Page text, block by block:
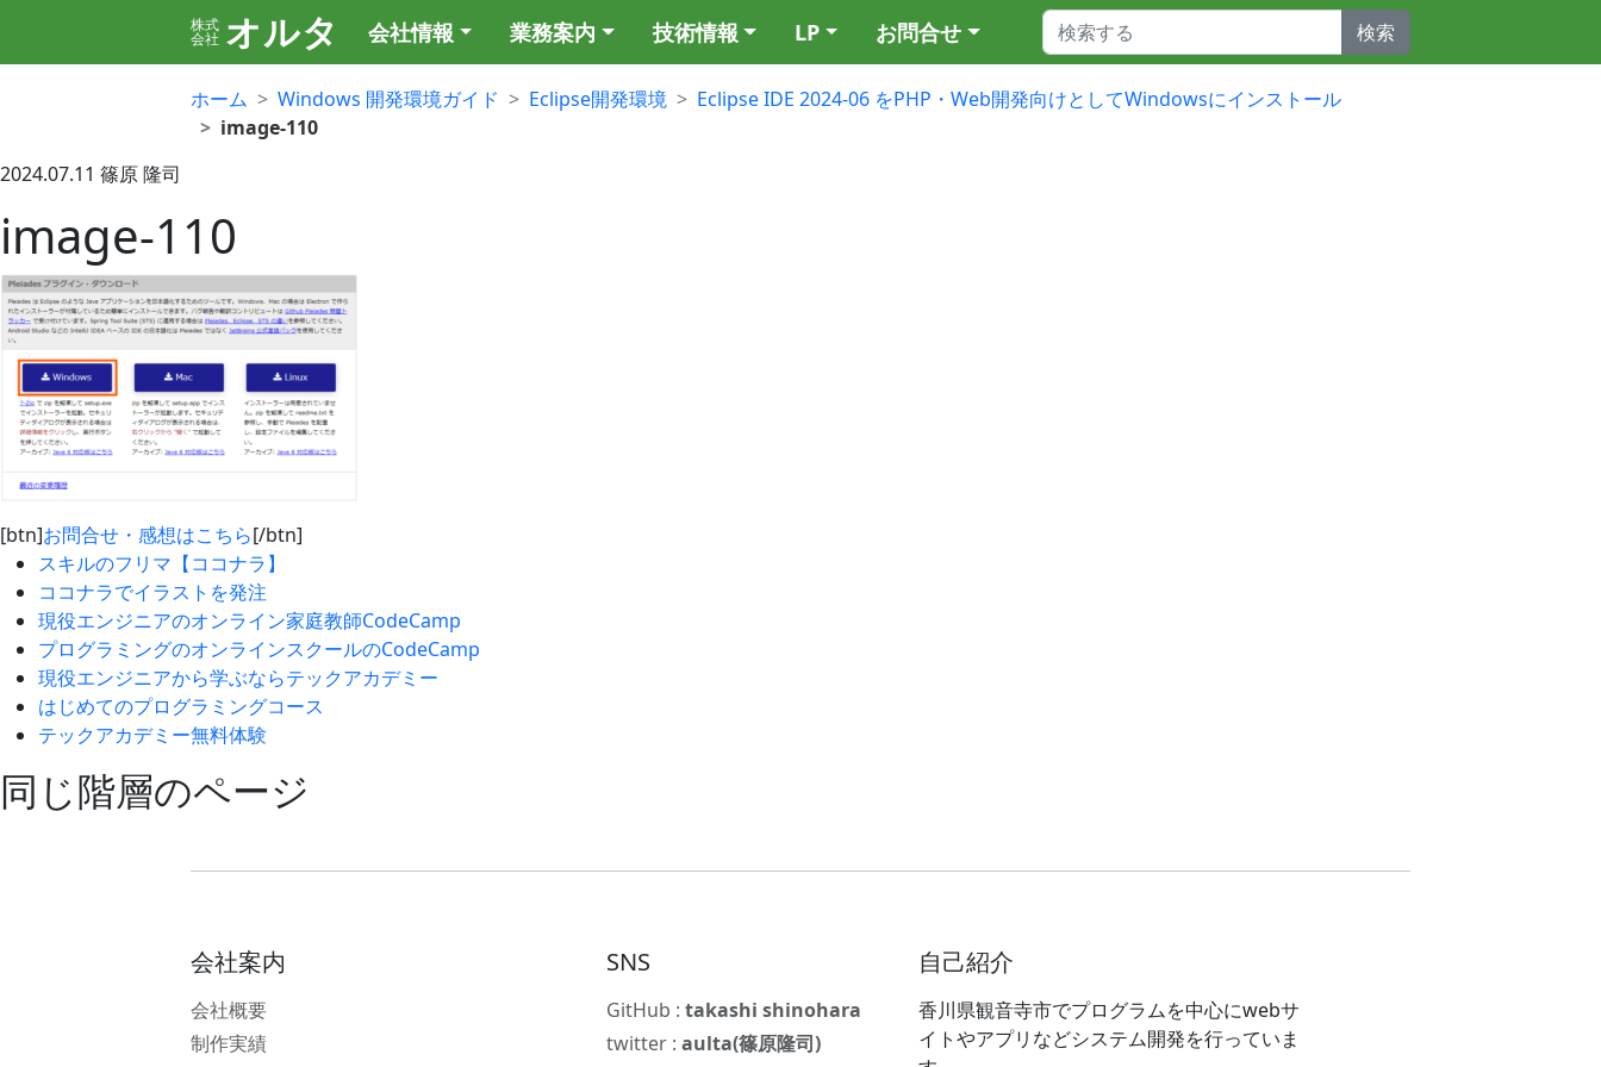
株式
会社 オルタ 会社情報 業務案内 技術情報 LP お問合せ 検索
ホーム Windows 開発環境ガイド Eclipse開発環境
Eclipse IDE 2024-06 をPHP・Web開発向けとしてWindowsにインストール
image-110
2024.07.11 篠原 隆司
image-110
[btn]お問合せ・感想はこちら[/btn]
スキルのフリマ【ココナラ】
ココナラでイラストを発注
現役エンジニアのオンライン家庭教師CodeCamp
プログラミングのオンラインスクールのCodeCamp
現役エンジニアから学ぶならテックアカデミー
はじめてのプログラミングコース
テックアカデミー無料体験
同じ階層のページ
会社案内
会社概要
制作実績
SNS
GitHub :takashi shinohara
twitter :aulta(篠原隆司)
自己紹介
香川県観音寺市でプログラムを中心にwebサ
イトやアプリなどシステム開発を行っていま